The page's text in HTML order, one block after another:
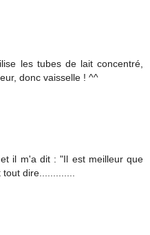
les tubes de lait concentré,
donc vaisselle ! ^^
il m'a dit : "Il est meilleur que
dire.............